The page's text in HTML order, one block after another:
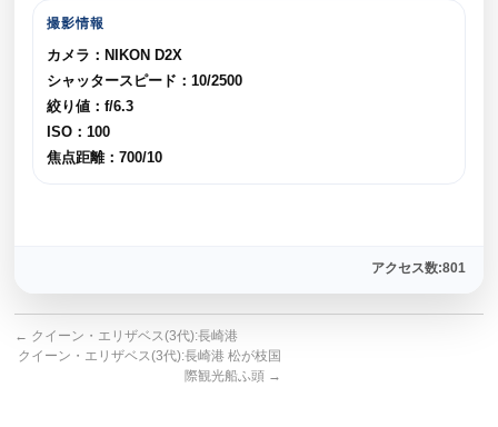
撮影情報
カメラ：NIKON D2X
シャッタースピード：10/2500
絞り値：f/6.3
ISO：100
焦点距離：700/10
アクセス数:801
← クイーン・エリザベス(3代):長崎港
クイーン・エリザベス(3代):長崎港 松が枝国
際観光船ふ頭 →